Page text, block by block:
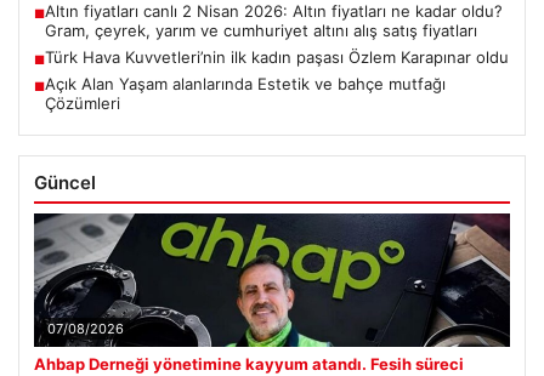
■Altın fiyatları canlı 2 Nisan 2026: Altın fiyatları ne kadar oldu?
Gram, çeyrek, yarım ve cumhuriyet altını alış satış fiyatları
■Türk Hava Kuvvetleri’nin ilk kadın paşası Özlem Karapınar oldu
■Açık Alan Yaşam alanlarında Estetik ve bahçe mutfağı
Çözümleri
Güncel
07/08/2026
Ahbap Derneği yönetimine kayyum atandı. Fesih süreci